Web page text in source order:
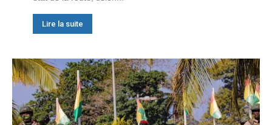
Lire la suite